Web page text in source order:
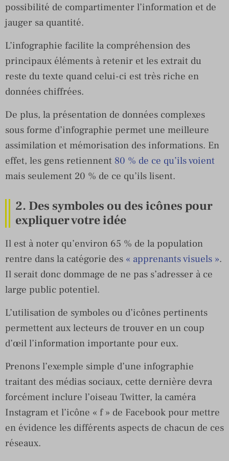
possibilité de compartimenter l’information et de
jauger sa quantité.
L’infographie facilite la compréhension des
principaux éléments à retenir et les extrait du
reste du texte quand celui-ci est très riche en
données chiffrées.
De plus, la présentation de données complexes
sous forme d’infographie permet une meilleure
assimilation et mémorisation des informations. En
effet, les gens retiennent 80 % de ce qu’ils voient
mais seulement 20 % de ce qu’ils lisent.
2. Des symboles ou des icônes pour
expliquer votre idée
Il est à noter qu’environ 65 % de la population
rentre dans la catégorie des « apprenants visuels ».
Il serait donc dommage de ne pas s’adresser à ce
large public potentiel.
L’utilisation de symboles ou d’icônes pertinents
permettent aux lecteurs de trouver en un coup
d’œil l’information importante pour eux.
Prenons l’exemple simple d’une infographie
traitant des médias sociaux, cette dernière devra
forcément inclure l’oiseau Twitter, la caméra
Instagram et l’icône « f » de Facebook pour mettre
en évidence les différents aspects de chacun de ces
réseaux.